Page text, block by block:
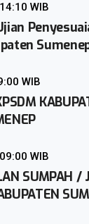
14:10 WIB
WIB
09:00 WIB
SUMPAH /